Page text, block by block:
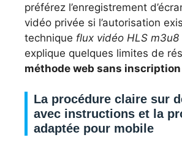
préférez l’enregistrement
vidéo privée si l’autorisation
technique flux vidéo HLS m3u8
explique quelques limites de
méthode web sans inscription
La procédure claire sur
avec instructions et la
adaptée pour mobile